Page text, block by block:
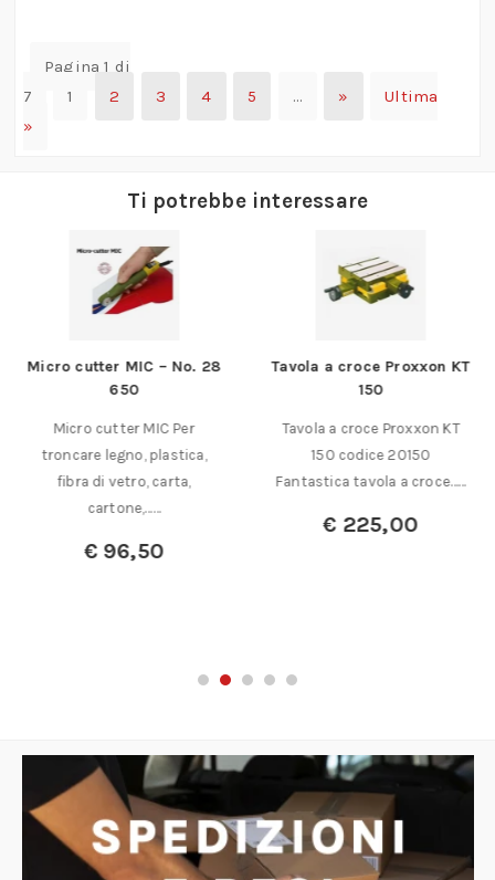
Pagina 1 di
7
1 2 3 4 5 … »
Ultima
»
Ti potrebbe interessare
Micro cutter MIC – No. 28
650
Micro cutter MIC Per
troncare legno, plastica,
fibra di vetro, carta,
cartone,……
€96,50
Tavola a croce Proxxon KT
150
Tavola a croce Proxxon KT
150 codice 20150
Fantastica tavola a croce……
€ 225,00